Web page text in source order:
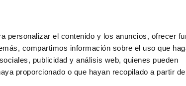
personalizar el contenido y los anuncios, ofrecer
compartimos información sobre el uso que
publicidad y análisis web, quienes pueden
proporcionado o que hayan recopilado a partir